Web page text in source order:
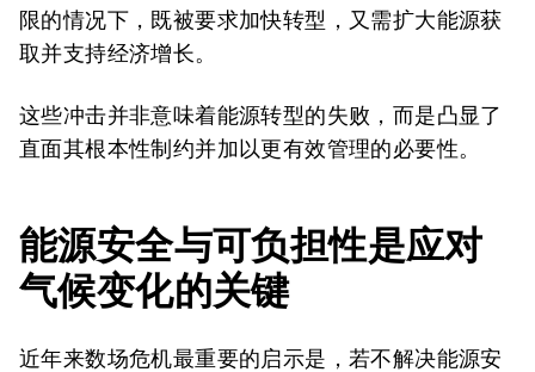
限的情况下，既被要求加快转型，又需扩大能源获
取并支持经济增长。
这些冲击并非意味着能源转型的失败，而是凸显了
直面其根本性制约并加以更有效管理的必要性。
能源安全与可负担性是应对
气候变化的关键
近年来数场危机最重要的启示是，若不解决能源安